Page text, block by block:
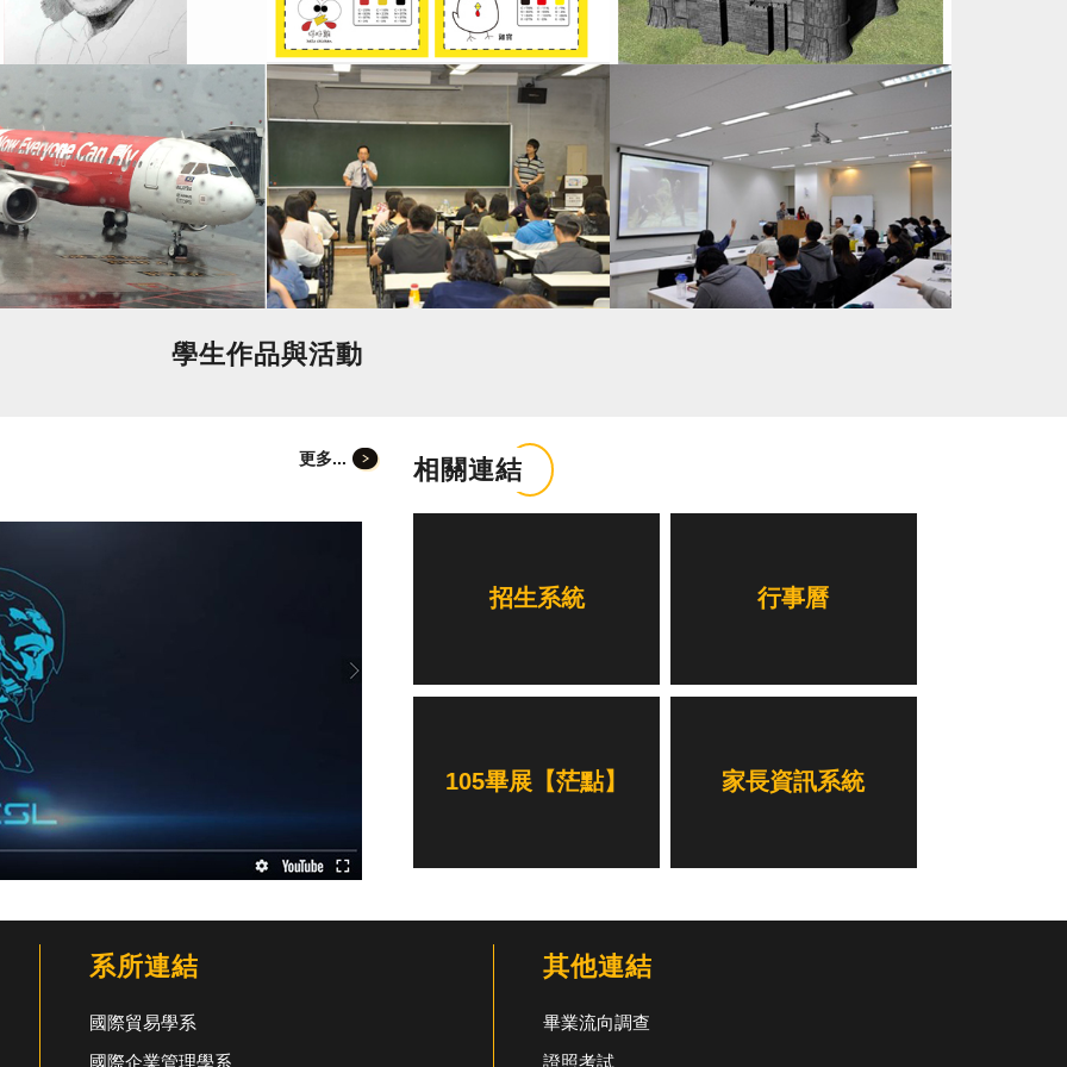
學生作品與活動
更多... 相關連結
招生系統 行事曆
105畢展【茫點】 家長資訊系統
系所連結
國際貿易學系
國際企業管理學系
其他連結
畢業流向調查
證照考試